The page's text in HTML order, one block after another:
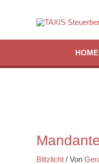
HOME
Blitzlicht / Von